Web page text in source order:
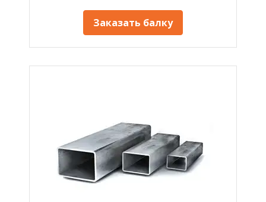
Заказать балку